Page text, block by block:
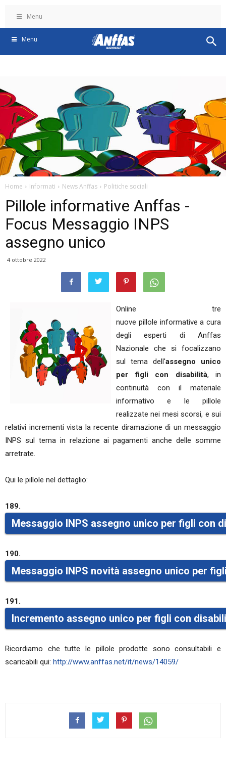
Menu
Menu
Home Informati News Anffas Politiche sociali
Pillole informative Anffas -
Focus Messaggio INPS
assegno unico
4 ottobre 2022
Online tre
nuove pillole informative a cura
degli esperti di Anffas
Nazionale che si focalizzano
sul tema dell'assegno unico
per figli con disabilità, in
continuità con il materiale
informativo e le pillole
realizzate nei mesi scorsi, e sui
relativi incrementi vista la recente diramazione di un messaggio
INPS sul tema in relazione ai pagamenti anche delle somme
arretrate.
Qui le pillole nel dettaglio:
189.
Messaggio INPS assegno unico per figli con
190.
Messaggio INPS novità assegno unico per
191.
Incremento assegno unico per figli con
Ricordiamo che tutte le pillole prodotte sono consultabili e
scaricabili qui: http://www.anffas.net/it/news/14059/